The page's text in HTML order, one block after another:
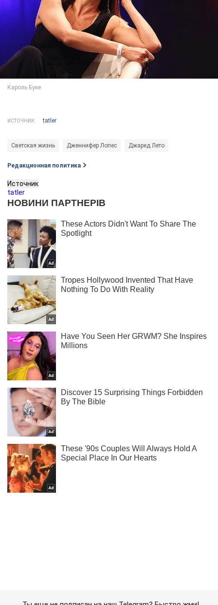
ИСТОЧНИК: tatler
Светская жизнь Дженнифер Лопес Джаред Лето
Редакционная политика
Источник
tatler